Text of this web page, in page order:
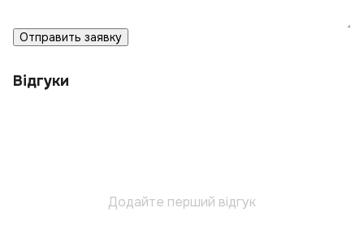
Отправить заявку
Відгуки
Додайте перший відгук